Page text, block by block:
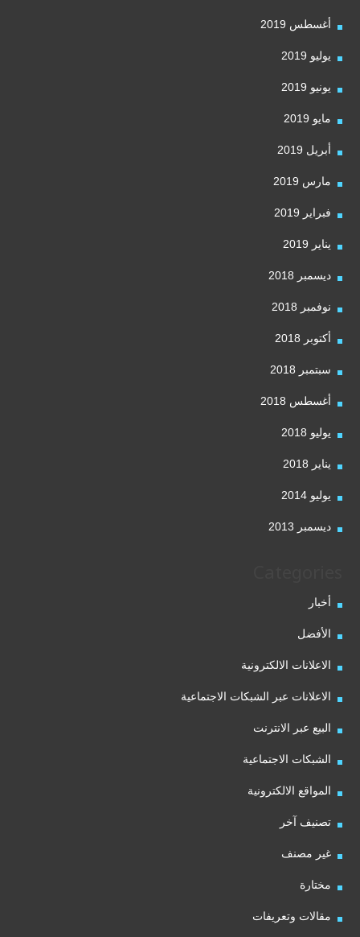
أغسطس 2019
يوليو 2019
يونيو 2019
مايو 2019
أبريل 2019
مارس 2019
فبراير 2019
يناير 2019
ديسمبر 2018
نوفمبر 2018
أكتوبر 2018
سبتمبر 2018
أغسطس 2018
يوليو 2018
يناير 2018
يوليو 2014
ديسمبر 2013
أخبار
الأفضل
الاعلانات الالكترونية
الاعلانات عبر الشبكات الاجتماعية
البيع عبر الانترنت
الشبكات الاجتماعية
المواقع الالكترونية
تصنيف آخر
غير مصنف
مختارة
مقالات وتعريفات